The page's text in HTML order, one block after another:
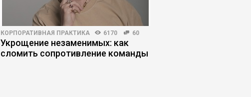
КОРПОРАТИВНАЯ ПРАКТИКА 6170 60
Укрощение незаменимых: как
сломить сопротивление команды